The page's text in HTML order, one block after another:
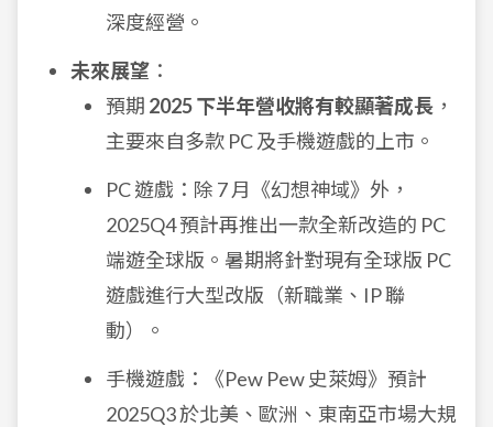
深度經營。
未來展望 ：
預期 2025 下半年營收將有較顯著成長 ，
主要來自多款 PC 及手機遊戲的上市。
PC 遊戲：除 7 月《幻想神域》外，
2025Q4 預計再推出一款全新改造的 PC
端遊全球版。暑期將針對現有全球版 PC
遊戲進行大型改版（新職業、IP 聯
動）。
手機遊戲：《Pew Pew 史萊姆》預計
2025Q3 於北美、歐洲、東南亞市場大規